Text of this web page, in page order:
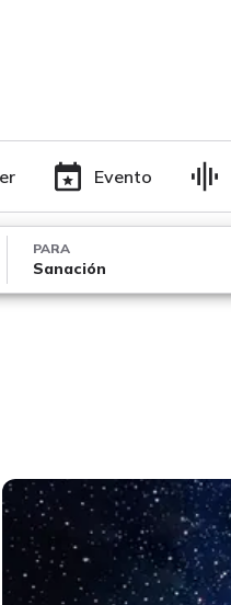
Evento
PARA
Sanación